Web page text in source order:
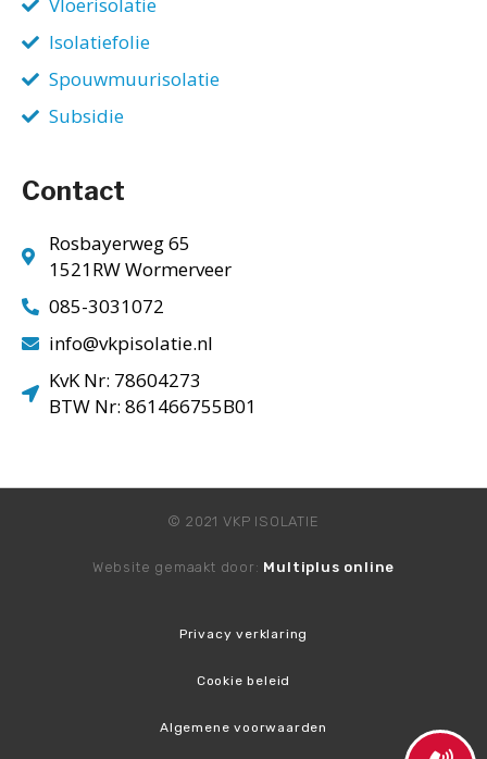
Isolatiefolie
Spouwmuurisolatie
Subsidie
Contact
Rosbayerweg 65
1521RW Wormerveer
085-3031072
info@vkpisolatie.nl
KvK Nr: 78604273
BTW Nr: 861466755B01
© 2021 VKP ISOLATIE
Website gemaakt door: Multiplus online
Privacy verklaring
Cookie beleid
Algemene voorwaarden